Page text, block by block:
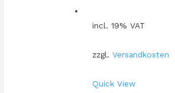
incl. 19% VAT
zzgl. Versandkosten
Quick View